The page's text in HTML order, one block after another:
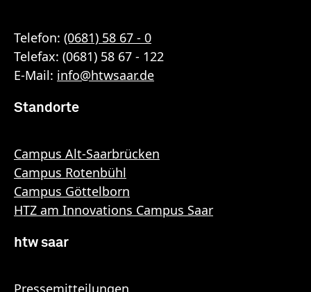
Telefon: (0681) 58 67 - 0
Telefax: (0681) 58 67 - 122
E-Mail: info@htwsaar.de
Standorte
Campus Alt-Saarbrücken
Campus Rotenbühl
Campus Göttelborn
HTZ am Innovations Campus Saar
htw saar
Pressemitteilungen